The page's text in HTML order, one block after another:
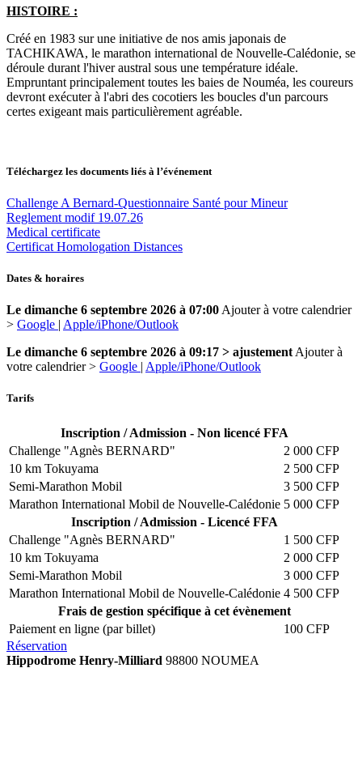
HISTOIRE :
Créé en 1983 sur une initiative de nos amis japonais de
TACHIKAWA, le marathon international de Nouvelle-Calédonie, se
déroule durant l'hiver austral sous une température idéale.
Empruntant principalement toutes les baies de Nouméa, les coureurs
devront exécuter à l'abri des cocotiers les boucles d'un parcours
certes exigeant mais particulièrement agréable.
Téléchargez les documents liés à l’événement
Challenge A Bernard-Questionnaire Santé pour Mineur
Reglement modif 19.07.26
Medical certificate
Certificat Homologation Distances
Dates & horaires
Le dimanche 6 septembre 2026 à 07:00 Ajouter à votre calendrier
> Google | Apple/iPhone/Outlook
Le dimanche 6 septembre 2026 à 09:17 > ajustement Ajouter à
votre calendrier > Google | Apple/iPhone/Outlook
Tarifs
Inscription / Admission - Non licencé FFA
Challenge "Agnès BERNARD"
2 000 CFP
10 km Tokuyama
2 500 CFP
Semi-Marathon Mobil
3 500 CFP
Marathon International Mobil de Nouvelle-Calédonie 5 000 CFP
Inscription / Admission - Licencé FFA
Challenge "Agnès BERNARD"
1 500 CFP
10 km Tokuyama
2 000 CFP
Semi-Marathon Mobil
3 000 CFP
Marathon International Mobil de Nouvelle-Calédonie 4 500 CFP
Frais de gestion spécifique à cet évènement
Paiement en ligne (par billet)
100 CFP
Réservation
Hippodrome Henry-Milliard 98800 NOUMEA